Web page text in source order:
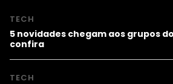
TECH
5 novidades chegam aos grupos
confira
TECH